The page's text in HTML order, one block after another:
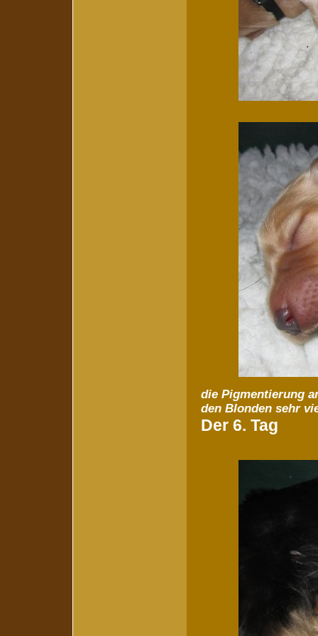
die Pigmentierung
den Blonden sehr
Der 6. Tag